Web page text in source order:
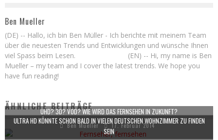
Ben Mueller
(DE) -- Hallo, ich bin Ben Müller - Ich berichte mit meinem Team
über die neuesten Trends und Entwicklungen und wünsche Ihnen
viel Spass beim Lesen. (EN) -- Hi, my name is Ben
Mueller – my team and I cover the latest trends. We hope you
have fun reading!
ÄHNLICHE BEITRÄGE
UHD? 3D? VOD? WIE WIRD DAS FERNSEHEN IN ZUKUNFT?
Ben Mueller 17. Februar 2014
ULTRA HD KÖNNTE SCHON BALD IN VIELEN DEUTSCHEN WOHNZIMMER ZU FINDEN
SEIN